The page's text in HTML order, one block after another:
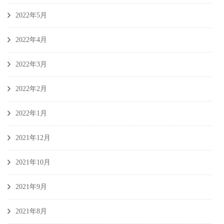
2022年5月
2022年4月
2022年3月
2022年2月
2022年1月
2021年12月
2021年10月
2021年9月
2021年8月